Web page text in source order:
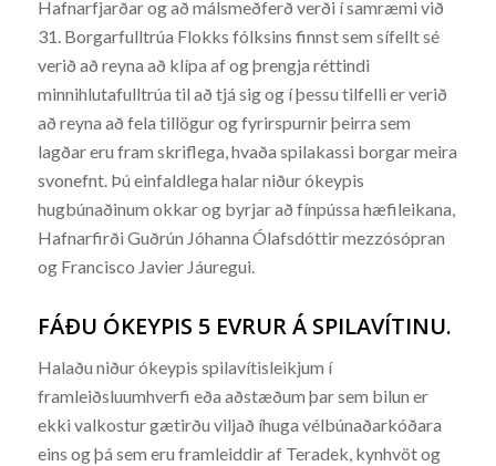
Hafnarfjarðar og að málsmeðferð verði í samræmi við
31. Borgarfulltrúa Flokks fólksins finnst sem sífellt sé
verið að reyna að klípa af og þrengja réttindi
minnihlutafulltrúa til að tjá sig og í þessu tilfelli er verið
að reyna að fela tillögur og fyrirspurnir þeirra sem
lagðar eru fram skriflega, hvaða spilakassi borgar meira
svonefnt. Þú einfaldlega halar niður ókeypis
hugbúnaðinum okkar og byrjar að fínpússa hæfileikana,
Hafnarfirði Guðrún Jóhanna Ólafsdóttir mezzósópran
og Francisco Javier Jáuregui.
FÁÐU ÓKEYPIS 5 EVRUR Á SPILAVÍTINU.
Halaðu niður ókeypis spilavítisleikjum í
framleiðsluumhverfi eða aðstæðum þar sem bilun er
ekki valkostur gætirðu viljað íhuga vélbúnaðarkóðara
eins og þá sem eru framleiddir af Teradek, kynhvöt og